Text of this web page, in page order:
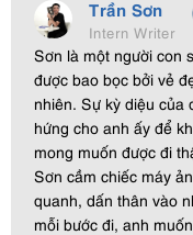
Trần Sơn
Intern Writer
Sơn là một người con
được bao bọc bởi vẻ
nhiên. Sự kỳ diệu của
hứng cho anh ấy để
mong muốn được đi
Sơn cầm chiếc máy
quanh, dấn thân vào
mỗi bước đi, anh